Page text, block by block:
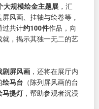
大规模绘金主题展 ，汇
风画、挂轴与绘卷等，
过共计约100件作品，向
，揭示其独一无二的艺
剧屏风画 ，还将在展厅内
绘马台 （陈列屏风画的台
马提灯，帮助参观者沉浸